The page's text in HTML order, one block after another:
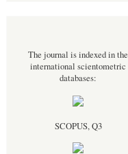
The journal is indexed in the
international scientometric
databases:
SCOPUS, Q3